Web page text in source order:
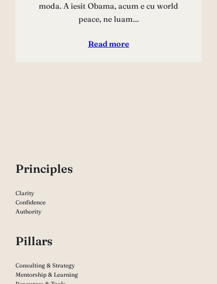
moda. A iesit Obama, acum e cu world
peace, ne luam…
Read more
Principles
Clarity
Confidence
Authority
Pillars
Consulting & Strategy
Mentorship & Learning